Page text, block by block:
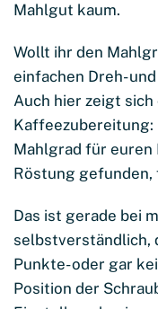
Mahlgut kaum.
Wollt ihr den
einfachen Dreh-
Auch hier zeigt
Mahlgrad für
Röstung gefunden,
Das ist gerade bei
selbstverständlich,
Punkte- oder gar
Position der